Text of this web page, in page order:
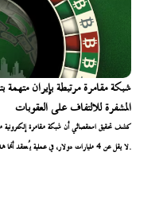
المشفرة للالتفاف على العقوبات
كشف تحقيق استقصائي أن شبكة مقامرة
لا يقل عن 4 مليارات دولار، في عملية يُعتقد أنها هدفت إلى الالتفاف على العقوبات الدولية المفروضة على طهران.